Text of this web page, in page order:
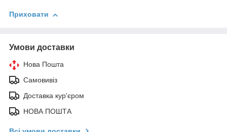
Приховати
Умови доставки
Нова Пошта
Самовивіз
Доставка кур'єром
НОВА ПОШТА